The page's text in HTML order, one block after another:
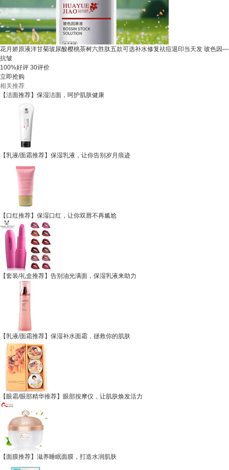
花月娇原液洋甘菊玻尿酸樱桃茶树六胜肽五款可选补水修复祛痘退印当天发 玻色因—
抗皱
100%好评 30评价
立即抢购
相关推荐
【洁面推荐】保湿洁面，呵护肌肤健康
【乳液/面霜推荐】保湿乳液，让你告别岁月痕迹
【口红推荐】保湿口红，让你双唇不再尴尬
【套装/礼盒推荐】告别油光满面，保湿乳液来助力
【乳液/面霜推荐】保湿补水面霜，拯救你的肌肤
【眼霜/眼部精华推荐】眼部按摩仪，让肌肤焕发活力
【面膜推荐】滋养睡眠面膜，打造水润肌肤